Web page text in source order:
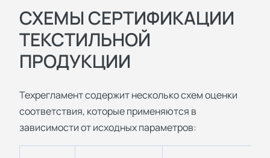
СХЕМЫ СЕРТИФИКАЦИИ
ТЕКСТИЛЬНОЙ
ПРОДУКЦИИ
Техрегламент содержит несколько схем оценки
соответствия, которые применяются в
зависимости от исходных параметров: